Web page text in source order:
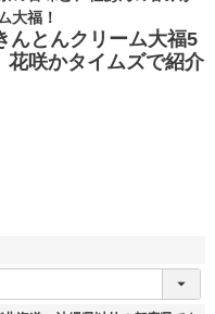
大福！
んとんクリーム大福5
花咲かタイムズで紹介